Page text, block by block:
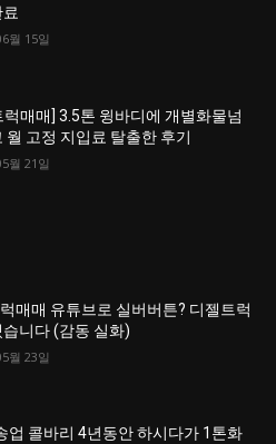
월 15일
럭매매] 3.5톤 윙바디에 개별화물넘
월 고정 지입료 탈출한 후기
월 21일
매매 유튜브로 실버버튼? 디젤트럭
습니다 (감동 실화)
월 23일
업 콜바리 4년동안 하시다가 1톤화